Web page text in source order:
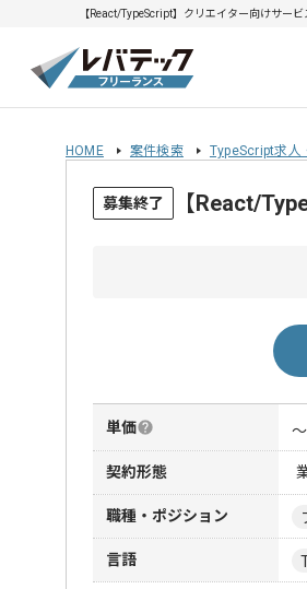
【React/TypeScript】クリエイター向けサー
HOME 案件検索 TypeScript求人
募集終了 【React/
単価 〜
契約形態
職種・ポジション
言語